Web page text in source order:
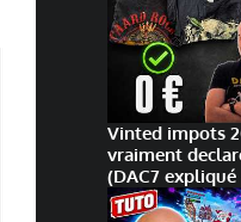
Vinted impots
vraiment
(DAC7